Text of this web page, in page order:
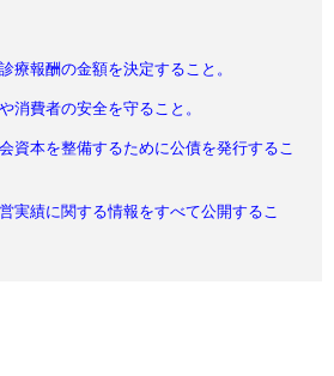
報酬の金額を決定すること。
費者の安全を守ること。
資本を整備するために公債を発行するこ
実績に関する情報をすべて公開するこ